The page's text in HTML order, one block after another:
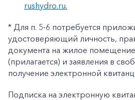
rushydro.ru.
* Для п. 5-6 потребуется
удостоверяющий личность,
документа на жилое
(прилагается) и заявления в
получение электронной
Подписка на электронную